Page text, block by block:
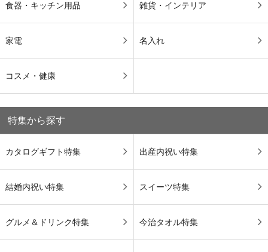
食器・キッチン用品 雑貨・インテリア
家電 名入れ
コスメ・健康
特集から探す
カタログギフト特集 出産内祝い特集
結婚内祝い特集 スイーツ特集
グルメ＆ドリンク特集 今治タオル特集